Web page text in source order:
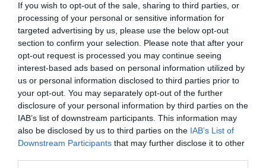
If you wish to opt-out of the sale, sharing to third parties, or
processing of your personal or sensitive information for
targeted advertising by us, please use the below opt-out
section to confirm your selection. Please note that after your
opt-out request is processed you may continue seeing
interest-based ads based on personal information utilized by
us or personal information disclosed to third parties prior to
your opt-out. You may separately opt-out of the further
disclosure of your personal information by third parties on the
IAB’s list of downstream participants. This information may
also be disclosed by us to third parties on the IAB’s List of
Downstream Participants that may further disclose it to other
Πολλοί ερεθισμοί και προβλήματα
προκαλούν κοκκίνισμα στα μάτια. Η
επιπεφυκίτιδα προκαλεί
ανοικτόχρωμο ερύθημα στην
επιφάνεια του ματιού. Το έντονο
κόκκινο χρώμα πάνω ή γύρω από το
μάτι συχνά υποδηλώνει άλλες
καταστάσεις, όπως ένα ξένο σώμα στο
γλαύκωμα
, λοίμωξη στον